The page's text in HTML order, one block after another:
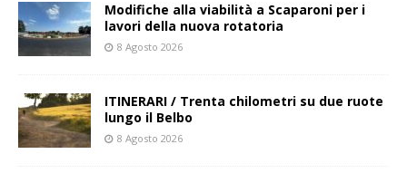
Modifiche alla viabilità a Scaparoni per i
lavori della nuova rotatoria
8 Agosto 2026
ITINERARI / Trenta chilometri su due ruote
lungo il Belbo
8 Agosto 2026